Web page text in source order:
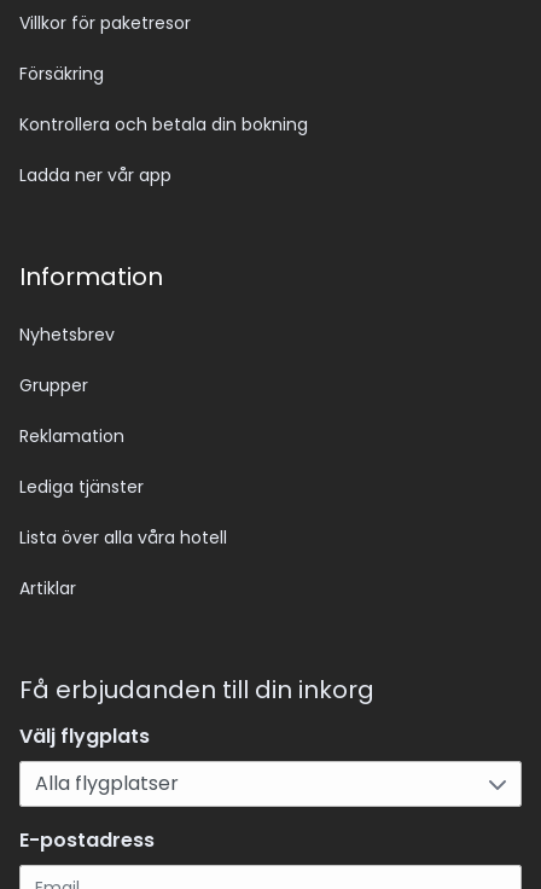
Villkor för paketresor
Försäkring
Kontrollera och betala din bokning
Ladda ner vår app
Information
Nyhetsbrev
Grupper
Reklamation
Lediga tjänster
Lista över alla våra hotell
Artiklar
Få erbjudanden till din inkorg
Välj flygplats
E-postadress